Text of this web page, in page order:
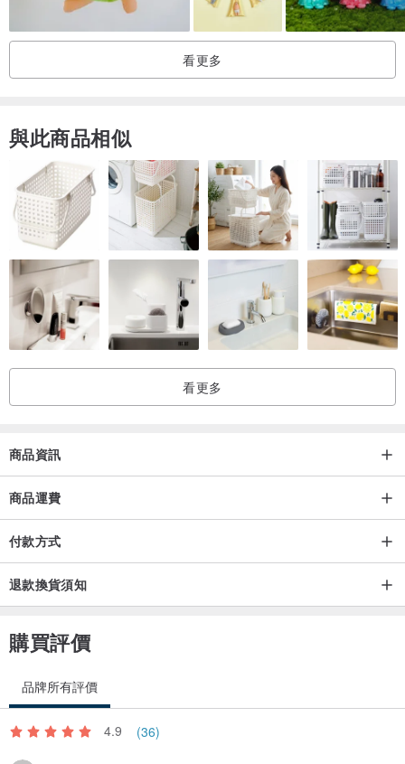
看更多
與此商品相似
看更多
商品資訊
商品運費
付款方式
退款換貨須知
購買評價
品牌所有評價
4.9 (36)